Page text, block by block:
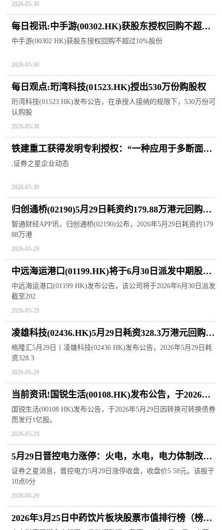
2026-05-30
每日视讯:中手游(00302.HK)获股东授权回购不超过
10%股份
中手游(00302 HK)获股东授权回购不超过10%股份
2026-05-30
每日观点:珩湾科技(01523.HK)授出530万份购股权
珩湾科技(01523 HK)发布公告，在承授人接纳的规限下，530万份可
认购股
2026-05-30
铁建重工获得发明专利授权：“一种应用于多断面隧
道预制仰拱块拼装装置的支撑装置”
,证券之星企业动态
2026-05-30
归创通桥(02190)5月29日耗资约179.88万港元回购
8.85万股
智通财经APP讯，归创通桥(02190)公布，2026年5月29日耗资约179
88万港
2026-05-29
中远海运港口(01199.HK)将于6月30日派发中期股息
每股0.102港元_看热讯
中远海运港口(01199 HK)发布公告，该公司将于2026年6月30日派发
截至202
2026-05-29
凌雄科技(02436.HK)5月29日耗资328.3万港元回购15
万股_天天资讯
格隆汇5月29日丨凌雄科技(02436 HK)发布公告，2026年5月29日耗
资328 3
2026-05-29
当前资讯!国锐生活(00108.HK)发布公告，于2026年5
月29日因转换可转换债券而发行1亿股
国锐生活(00108 HK)发布公告，于2026年5月29日因转换可转换债券
而发行1亿股。
2026-05-29
5月29日晋控电力涨停：火电，水电，电力体制改革
概念热股
证券之星消息，晋控电力5月29日涨停收盘，收盘价5 58元。该股于
10点0分
2026-05-29
2026年3月25日中药饮片板块股票市值排行榜（榜单